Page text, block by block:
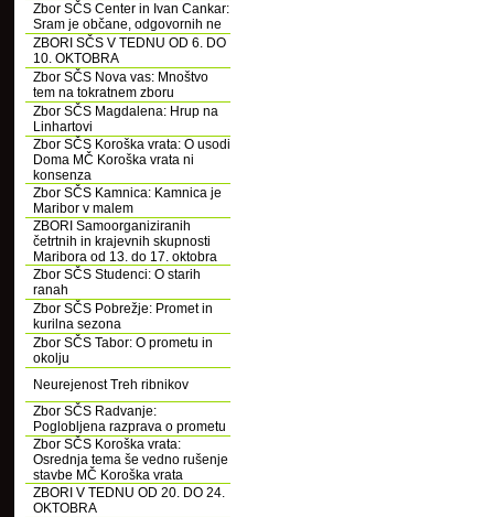
Zbor SČS Center in Ivan Cankar:
Sram je občane, odgovornih ne
ZBORI SČS V TEDNU OD 6. DO
10. OKTOBRA
Zbor SČS Nova vas: Mnoštvo
tem na tokratnem zboru
Zbor SČS Magdalena: Hrup na
Linhartovi
Zbor SČS Koroška vrata: O usodi
Doma MČ Koroška vrata ni
konsenza
Zbor SČS Kamnica: Kamnica je
Maribor v malem
ZBORI Samoorganiziranih
četrtnih in krajevnih skupnosti
Maribora od 13. do 17. oktobra
Zbor SČS Studenci: O starih
ranah
Zbor SČS Pobrežje: Promet in
kurilna sezona
Zbor SČS Tabor: O prometu in
okolju
Neurejenost Treh ribnikov
Zbor SČS Radvanje:
Poglobljena razprava o prometu
Zbor SČS Koroška vrata:
Osrednja tema še vedno rušenje
stavbe MČ Koroška vrata
ZBORI V TEDNU OD 20. DO 24.
OKTOBRA